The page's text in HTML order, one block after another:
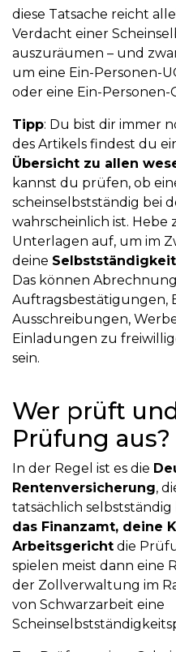
diese Tatsache reicht
Verdacht einer
auszuräumen – und
um eine Ein-Personen-
oder eine Ein-
Tipp: Du bist dir immer
des Artikels findest du
Übersicht zu allen
kannst du prüfen, ob
scheinselbstständig bei
wahrscheinlich ist. Hebe
Unterlagen auf, um im
deine
Das können
Auftragsbestätigungen,
Ausschreibungen,
Einladungen zu
sein.
Wer prüft
Prüfung aus?
In der Regel ist es die
Rentenversicherung,
tatsächlich selbstständig
das Finanzamt, deine
Arbeitsgericht die
spielen meist dann eine
der Zollverwaltung im
von Schwarzarbeit eine